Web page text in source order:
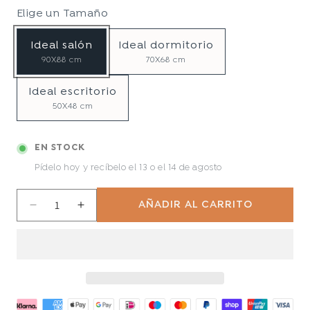
Elige un Tamaño
Ideal escritorio
50X48 cm
Ideal dormitorio
70X68 cm
Ideal salón
90X88 cm
EN STOCK
Pídelo hoy y recíbeloel 13 o el 14 de agosto
Reducir
cantidad
Aumentar
cantidad
AÑADIR AL CARRITO